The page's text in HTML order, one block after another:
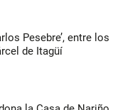
Pesebre’, entre los
de Itagüí